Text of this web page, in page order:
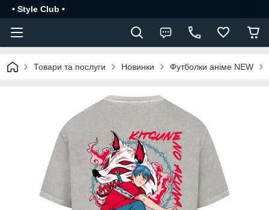
• Style Club •
Товари та послуги Новинки Футболки аніме NEW